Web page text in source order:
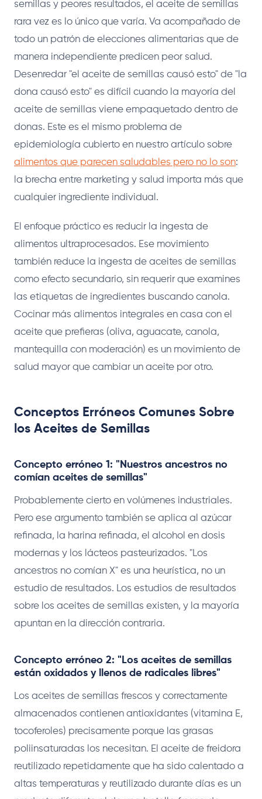
semillas y peores resultados, el aceite de semillas
rara vez es lo único que varía. Va acompañado de
todo un patrón de elecciones alimentarias que de
manera independiente predicen peor salud.
Desenredar "el aceite de semillas causó esto" de "la
dona causó esto" es difícil cuando la mayoría del
aceite de semillas viene empaquetado dentro de
donas. Este es el mismo problema de
epidemiología cubierto en nuestro artículo sobre
alimentos que parecen saludables pero no lo son:
la brecha entre marketing y salud importa más que
cualquier ingrediente individual.
El enfoque práctico es reducir la ingesta de
alimentos ultraprocesados. Ese movimiento
también reduce la ingesta de aceites de semillas
como efecto secundario, sin requerir que examines
las etiquetas de ingredientes buscando canola.
Cocinar más alimentos integrales en casa con el
aceite que prefieras (oliva, aguacate, canola,
mantequilla con moderación) es un movimiento de
salud mayor que cambiar un aceite por otro.
Conceptos Erróneos Comunes Sobre
los Aceites de Semillas
Concepto erróneo 1: "Nuestros ancestros no
comían aceites de semillas"
Probablemente cierto en volúmenes industriales.
Pero ese argumento también se aplica al azúcar
refinada, la harina refinada, el alcohol en dosis
modernas y los lácteos pasteurizados. "Los
ancestros no comían X" es una heurística, no un
estudio de resultados. Los estudios de resultados
sobre los aceites de semillas existen, y la mayoría
apuntan en la dirección contraria.
Concepto erróneo 2: "Los aceites de semillas
están oxidados y llenos de radicales libres"
Los aceites de semillas frescos y correctamente
almacenados contienen antioxidantes (vitamina E,
tocoferoles) precisamente porque las grasas
poliinsaturadas los necesitan. El aceite de freidora
reutilizado repetidamente que ha sido calentado a
altas temperaturas y reutilizado durante días es un